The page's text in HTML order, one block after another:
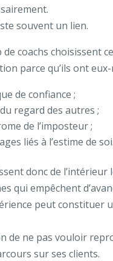
souvent un lien.
de coachs choisissent
parce qu’ils ont eux-
de confiance ;
regard des autres ;
de l’imposteur ;
liés à l’estime de soi.
donc de l’intérieur
qui empêchent
peut constituer
de ne pas vouloir
sur ses clients.